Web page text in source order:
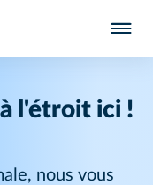
l'étroit ici !
nous vous